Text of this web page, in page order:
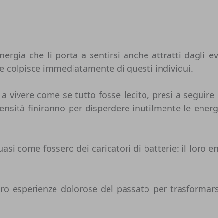
che li porta a sentirsi anche attratti dagli
colpisce immediatamente di questi individui.
come se tutto fosse lecito, presi a seguire
finiranno per disperdere inutilmente le
come fossero dei caricatori di batterie: il loro
esperienze dolorose del passato per